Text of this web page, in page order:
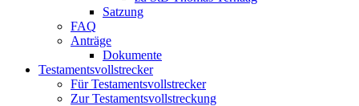
Satzung
FAQ
Anträge
Dokumente
Testamentsvollstrecker
Für Testamentsvollstrecker
Zur Testamentsvollstreckung